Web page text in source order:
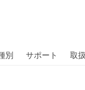
」をはじめ「ユニ
別 サポート 取